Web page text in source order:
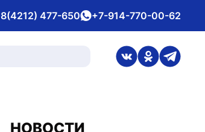
8(4212) 477-650whatsApp
+7-914-770-00-62
ссылка на
ссылка на
НОВОСТИ